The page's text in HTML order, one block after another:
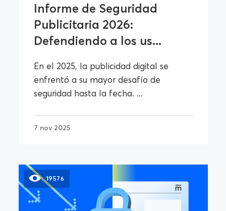
Informe de Seguridad
Publicitaria 2026:
Defendiendo a los us...
En el 2025, la publicidad digital se
enfrentó a su mayor desafío de
seguridad hasta la fecha. ...
7 nov 2025
19576